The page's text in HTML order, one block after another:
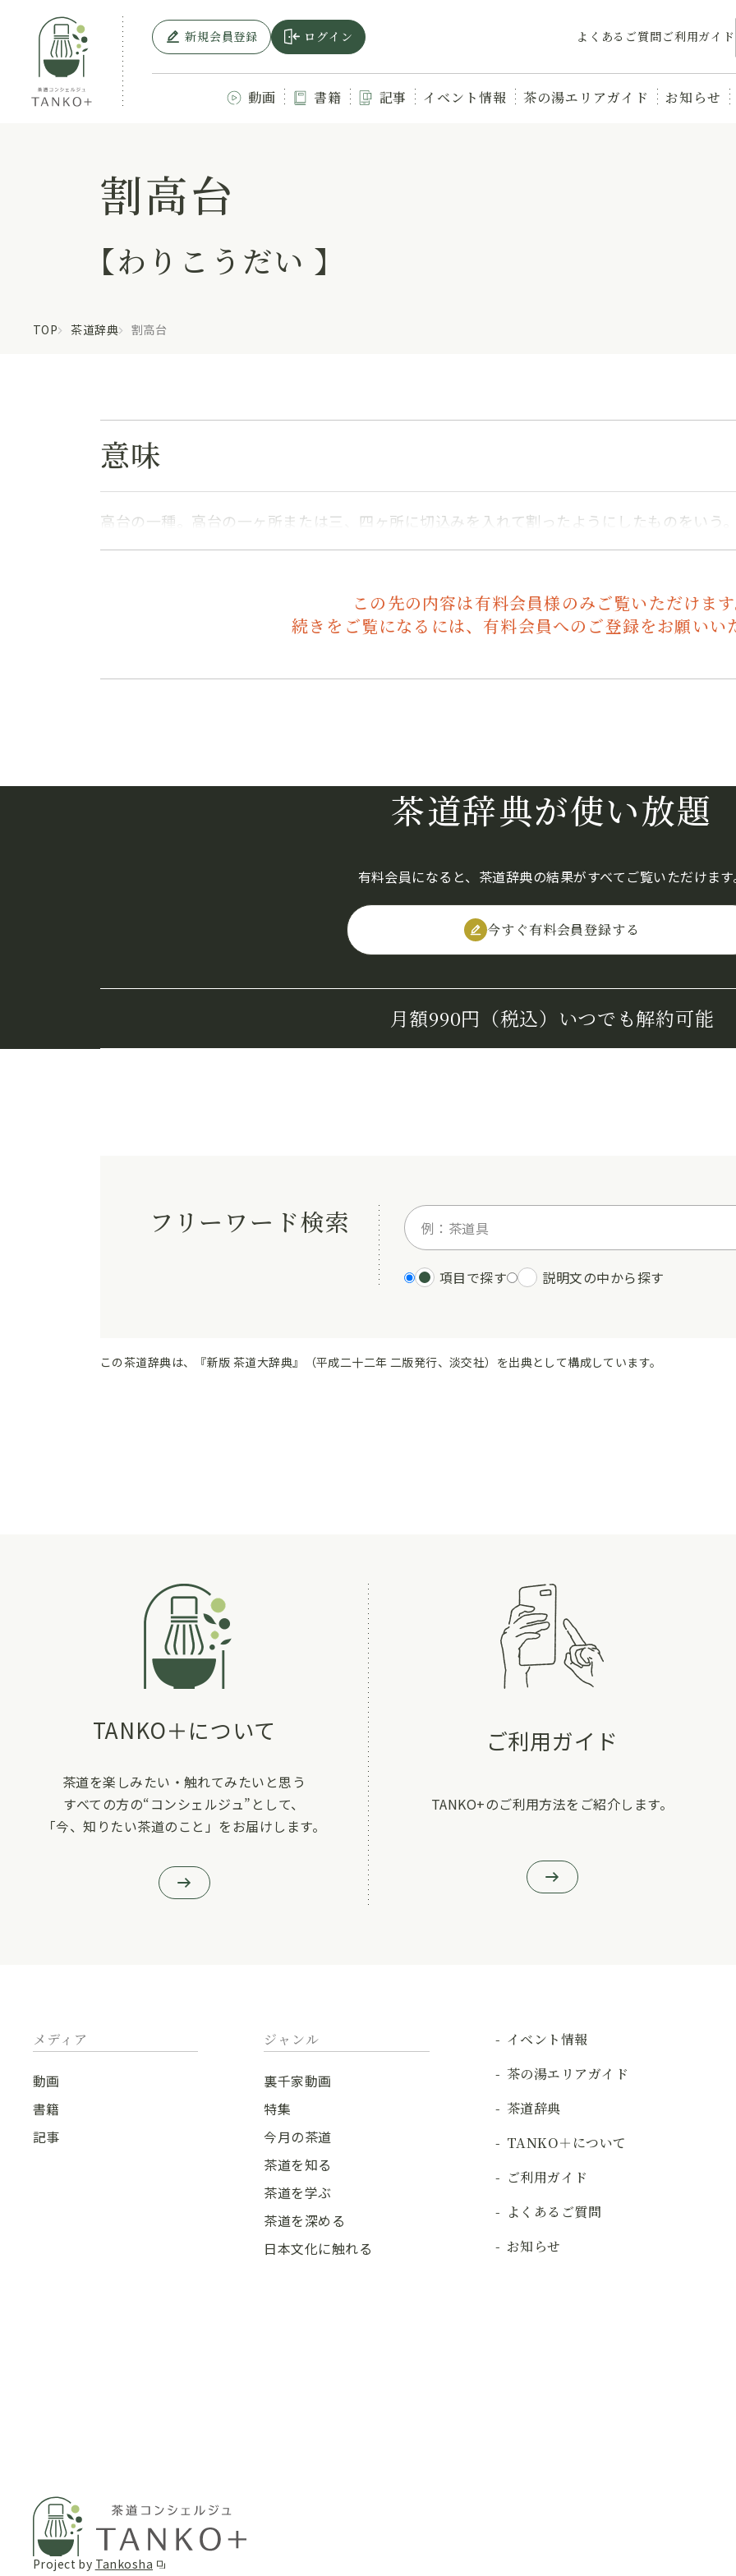
新規会員登録 ログイン よくあるご質問ご利用ガイド
動画 書籍 記事 イベント情報 茶の湯エリアガイド お知らせ
割高台
【わりこうだい 】
TOP 茶道辞典 割高台
意味
高台の一種。高台の一ヶ所または三、四ヶ所に切込みを入れて割ったようにしたものをい
この先の内容は有料会員様のみご覧いただけま
続きをご覧になるには、有料会員へのご登録をお願いい
茶道辞典が使い放題
有料会員になると、茶道辞典の結果がすべてご覧いただけま
今すぐ有料会員登録する
月額990円（税込） いつでも解約可能
フリーワード検索
項目で探す 説明文の中から探す
この茶道辞典は、『新版 茶道大辞典』（平成二十二年 二版発行、淡交社）を出典として構成しています。
TANKO＋について
茶道を楽しみたい・触れてみたいと思う
すべての方の“コンシェルジュ”として、
「今、知りたい茶道のこと」をお届けします。
ご利用ガイド
TANKO+のご利用方法をご紹介します。
メディア
動画
書籍
記事
ジャンル
裏千家動画
特集
今月の茶道
茶道を知る
茶道を学ぶ
茶道を深める
日本文化に触れる
イベント情報
茶の湯エリアガイド
茶道辞典
TANKO＋について
ご利用ガイド
よくあるご質問
お知らせ
Project by Tankosha